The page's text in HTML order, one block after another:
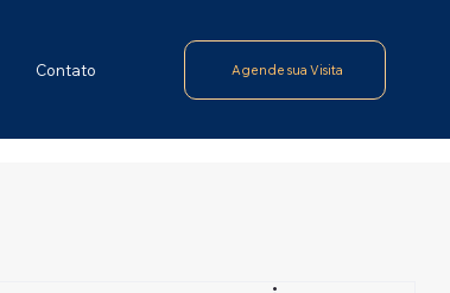
Contato Agende sua Visita